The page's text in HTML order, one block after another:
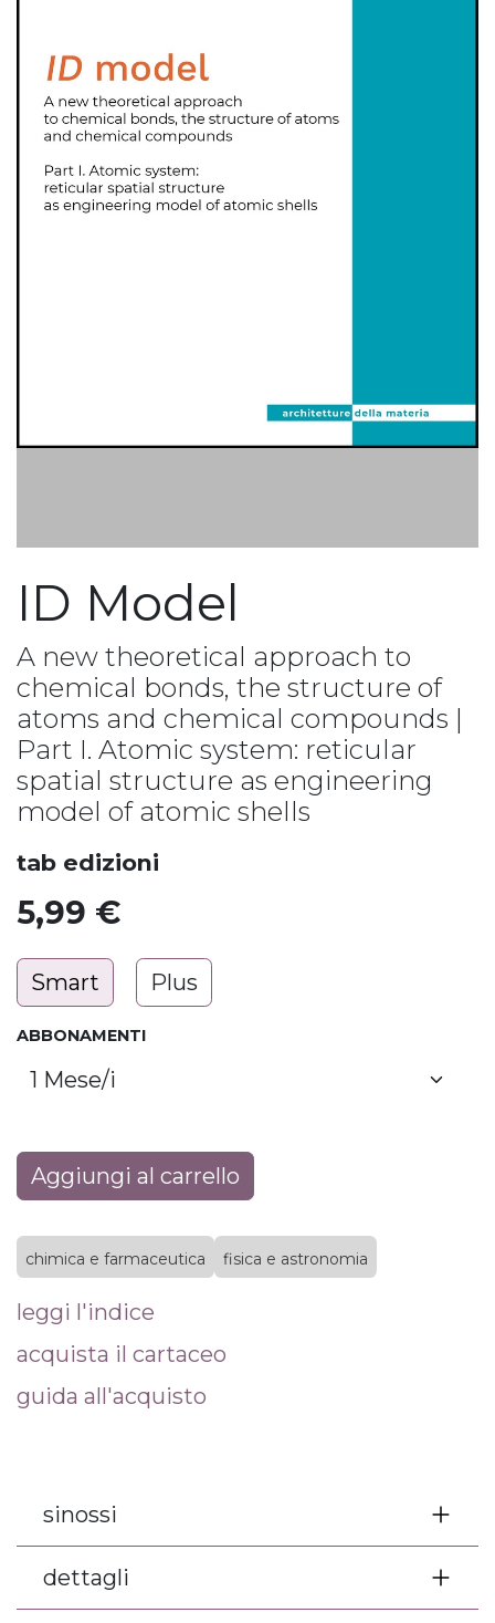
ID Model
A new theoretical approach to
chemical bonds, the structure of
atoms and chemical compounds |
Part I. Atomic system: reticular
spatial structure as engineering
model of atomic shells
tab edizioni
5,99 €
Smart Plus
ABBONAMENTI
Aggiungi al carrello
chimica e farmaceutica fisica e astronomia
leggi l'indice
acquista il cartaceo
guida all'acquisto
sinossi
dettagli